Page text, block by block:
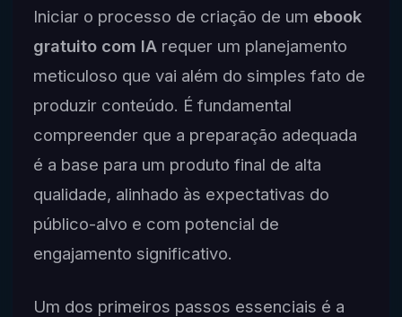
Iniciar o processo de criação de um ebook
gratuito com IArequer um planejamento
meticuloso que vai além do simples fato de
produzir conteúdo. É fundamental
compreender que a preparação adequada
é a base para um produto final de alta
qualidade, alinhado às expectativas do
público-alvo e com potencial de
engajamento significativo.
Um dos primeiros passos essenciais é a